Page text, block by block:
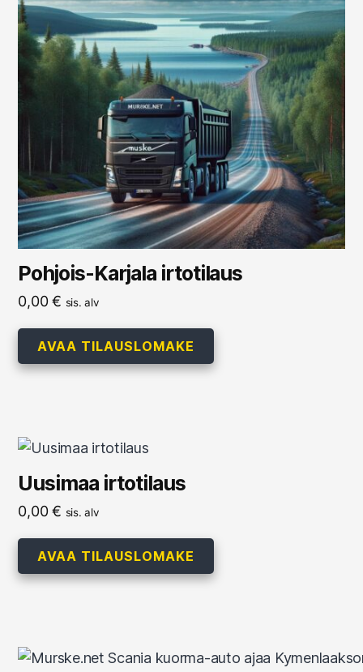
Pohjois-Karjala irtotilaus
0,00€ sis. alv
AVAA TILAUSLOMAKE
Uusimaa irtotilaus
0,00€ sis. alv
AVAA TILAUSLOMAKE